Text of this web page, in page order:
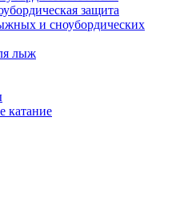
защита
и сноубордических
лыж
катание